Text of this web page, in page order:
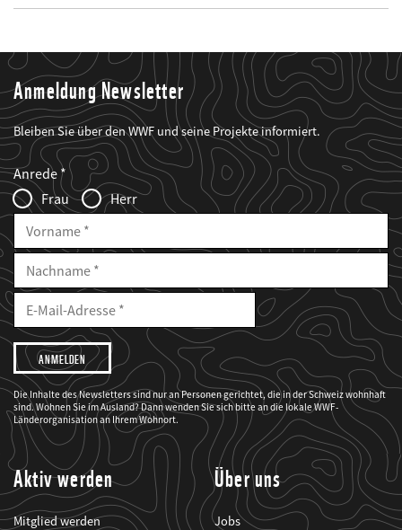
Anmeldung Newsletter
Bleiben Sie über den WWF und seine Projekte informiert.
Web2Case
Infofelder
Fieldset
anrede_name
Anrede
Frau
Herr
Vorname
Nachname
E-
Mailadresse
E-
Adresse
Ich
möchte,
dass
der
WWF
mich
über
seine
Projekte
informiert.
Die Inhalte des Newsletters sind nur an Personen gerichtet, die in der Schweiz wohnhaft
sind. Wohnen Sie im Ausland? Dann wenden Sie sich bitte an die lokale WWF-
Länderorganisation an Ihrem Wohnort.
Aktiv werden
Mitglied werden
Über uns
Jobs